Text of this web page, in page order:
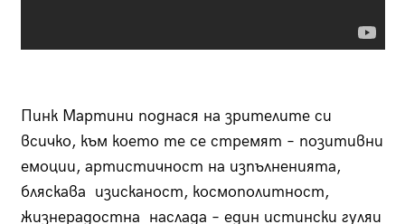
Пинк Мартини поднася на зрителите си
всичко, към което те се стремят – позитивни
емоции, артистичност на изпълненията,
бляскава изисканост, космополитност,
жизнерадостна наслада – един истински гуляи